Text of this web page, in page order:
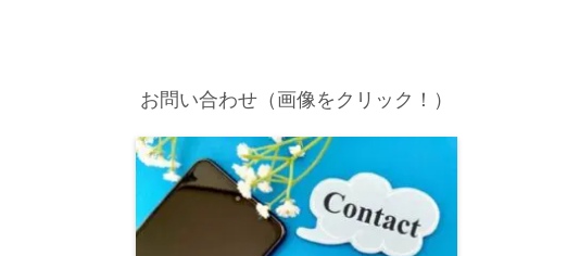
お問い合わせ（画像をクリック！）